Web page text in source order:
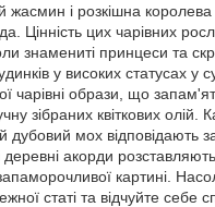
жасмин і розкішна
Цінність цих чарівних
знамениті принцеси та
у високих статусах у
чарівні образи, що
зібраних квіткових олій.
дубовий мох відповідають
деревні акорди
картині.
статі та відчуйте себе